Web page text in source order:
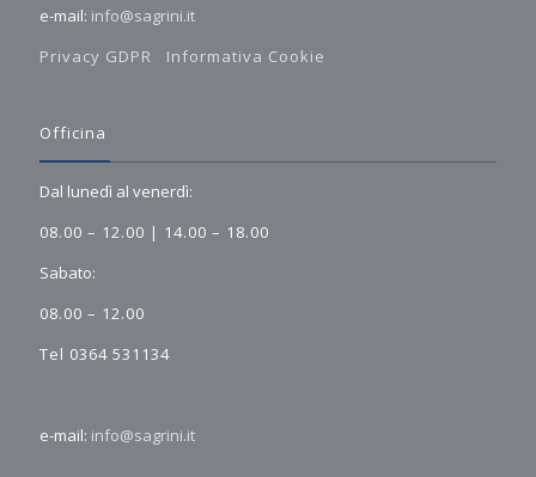
e-mail: info@sagrini.it
Privacy GDPR
Informativa Cookie
Officina
Dal lunedì al venerdì:
08.00 – 12.00 | 14.00 – 18.00
Sabato:
08.00 – 12.00
Tel 0364 531134
e-mail: info@sagrini.it